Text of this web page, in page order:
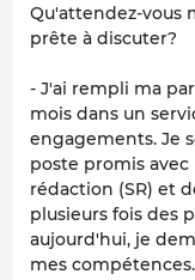
Qu'attendez-vous
prête à discuter?
- J'ai rempli ma
mois dans un
engagements. Je
poste promis
rédaction (SR) et
plusieurs fois des
aujourd'hui, je
mes compétences.